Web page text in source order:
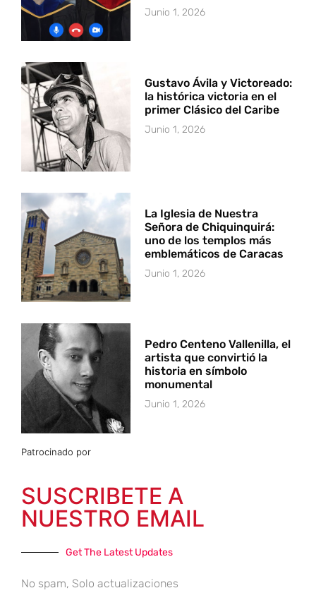
Junio 1, 2026
Gustavo Ávila y Victoreado:
la histórica victoria en el
primer Clásico del Caribe
Junio 1, 2026
La Iglesia de Nuestra
Señora de Chiquinquirá:
uno de los templos más
emblemáticos de Caracas
Junio 1, 2026
Pedro Centeno Vallenilla, el
artista que convirtió la
historia en símbolo
monumental
Junio 1, 2026
Patrocinado por
SUSCRIBETE A
NUESTRO EMAIL
Get The Latest Updates
No spam, Solo actualizaciones